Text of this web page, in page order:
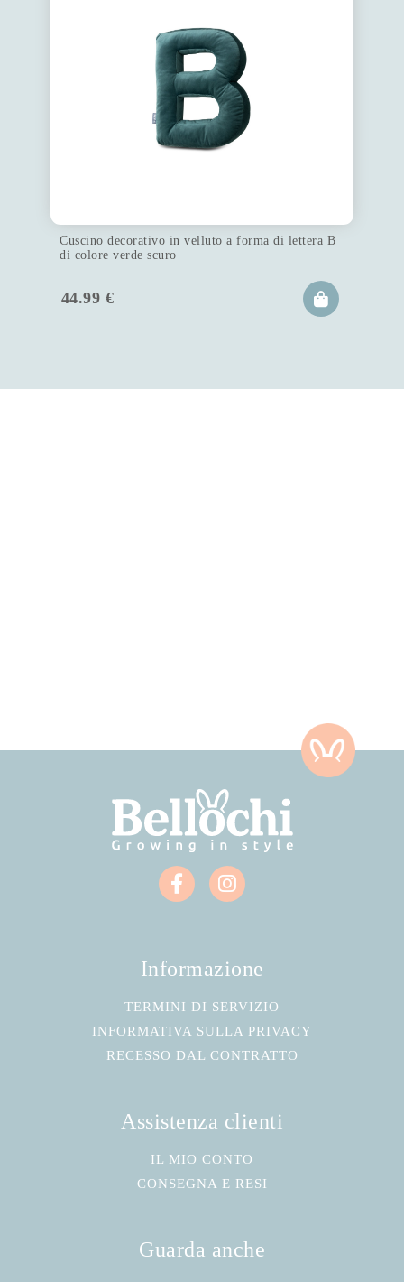
Cuscino decorativo in velluto a forma di lettera B
di colore verde scuro
44.99 €
Informazione
TERMINI DI SERVIZIO
INFORMATIVA SULLA PRIVACY
RECESSO DAL CONTRATTO
Assistenza clienti
IL MIO CONTO
CONSEGNA E RESI
Guarda anche